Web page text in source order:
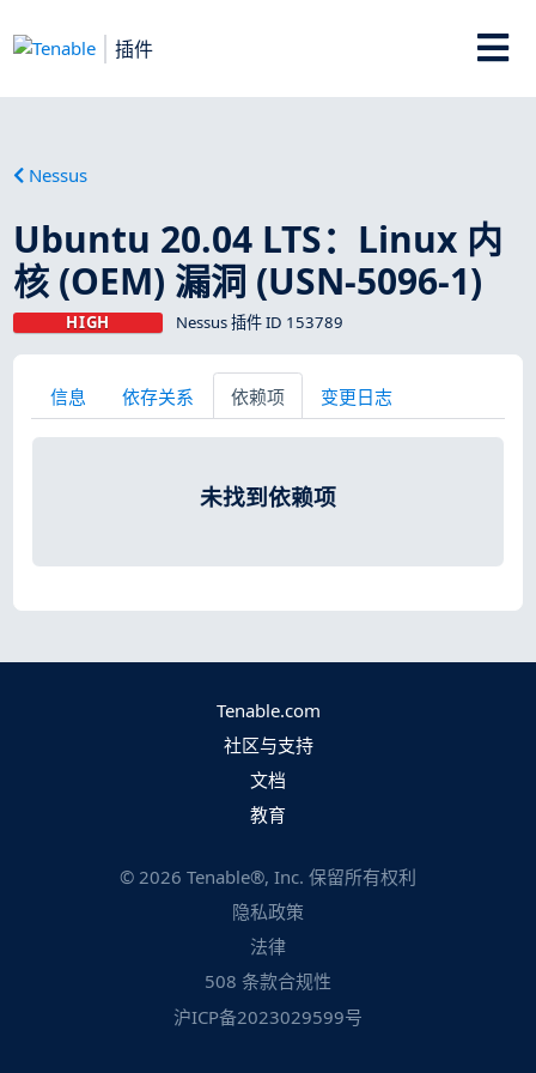
插件
Nessus
Ubuntu 20.04 LTS：Linux 内
核 (OEM) 漏洞 (USN-5096-1)
HIGH Nessus 插件 ID 153789
信息 依存关系 依赖项 变更日志
未找到依赖项
Tenable.com
社区与支持
文档
教育
© 2026 Tenable®, Inc. 保留所有权利
隐私政策
法律
508 条款合规性
沪ICP备2023029599号